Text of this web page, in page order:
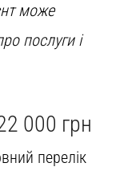
може
послуги і
000 грн
перелік